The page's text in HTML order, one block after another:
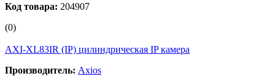
Код товара: 204907
(0)
AXI-XL83IR (IP) цилиндрическая IP камера
Производитель: Axios